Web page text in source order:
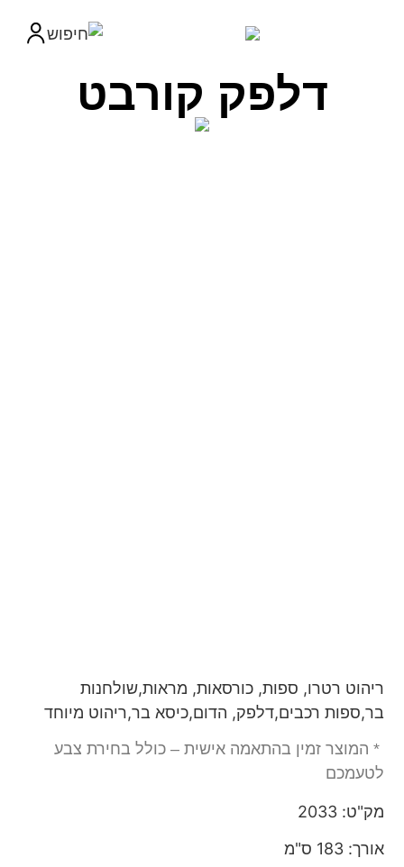
דלפק קורבט
ריהוט רטרו, ספות, כורסאות, מראות,שולחנות
בר,ספות רכבים,דלפק, הדום,כיסא בר,ריהוט מיוחד
* המוצר זמין בהתאמה אישית – כולל בחירת צבע
לטעמכם
מק"ט: 2033
אורך: 183 ס"מ